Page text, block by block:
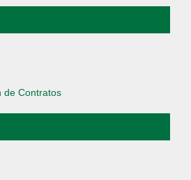
de Contratos